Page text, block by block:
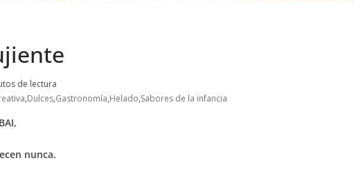
de lectura
,Dulces,Gastronomía,Helado,Sabores de la infancia
nunca.